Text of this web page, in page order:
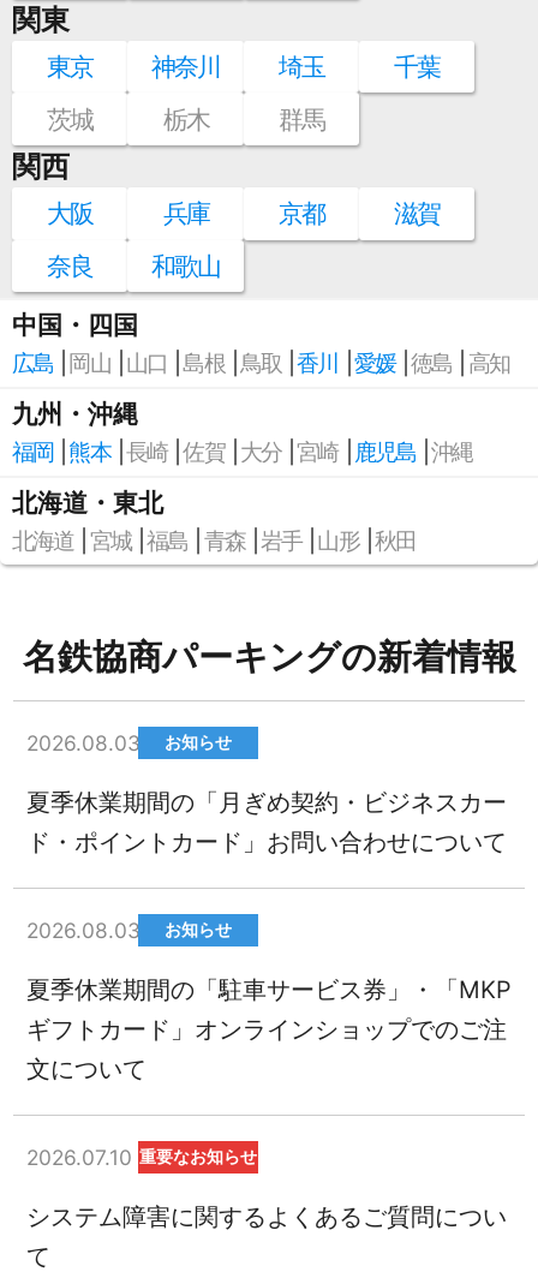
関東
東京 神奈川 埼玉
千葉
茨城
栃木 群馬
関西
大阪 兵庫 京都
滋賀
奈良
和歌山
中国・四国
広島 岡山 山口 島根 鳥取 香川 愛媛 徳島 高知
九州・沖縄
福岡 熊本 長崎 佐賀 大分 宮崎 鹿児島 沖縄
北海道・東北
北海道 宮城 福島 青森 岩手 山形 秋田
名鉄協商パーキングの新着情報
2026.08.03 お知らせ
夏季休業期間の「月ぎめ契約・ビジネスカー
ド・ポイントカード」お問い合わせについて
2026.08.03 お知らせ
夏季休業期間の「駐車サービス券」・「MKP
ギフトカード」オンラインショップでのご注
文について
2026.07.10 重要なお知らせ
システム障害に関するよくあるご質問につい
て